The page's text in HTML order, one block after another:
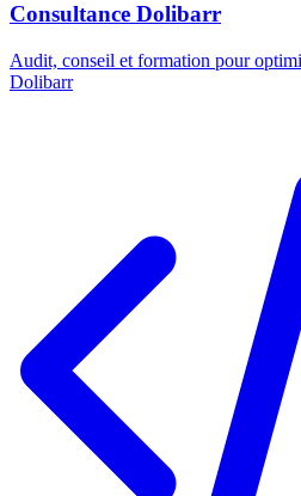
Consultance Dolibarr
Audit, conseil et formation pour
Dolibarr